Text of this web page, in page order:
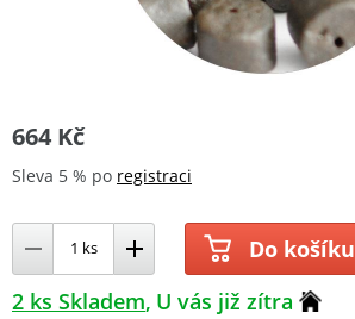
664 Kč
Sleva 5 % po registraci
Do košíku
2 ks Skladem U vás již zítra